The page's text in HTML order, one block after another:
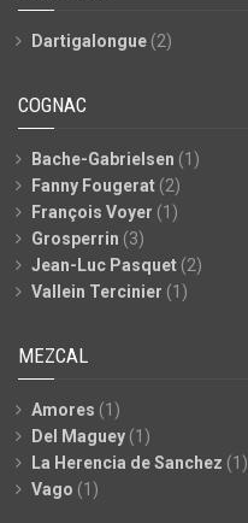
Dartigalongue (2)
COGNAC
Bache-Gabrielsen (1)
Fanny Fougerat (2)
François Voyer (1)
Grosperrin (3)
Jean-Luc Pasquet (2)
Vallein Tercinier (1)
MEZCAL
Amores (1)
Del Maguey (1)
La Herencia de Sanchez (1)
Vago (1)